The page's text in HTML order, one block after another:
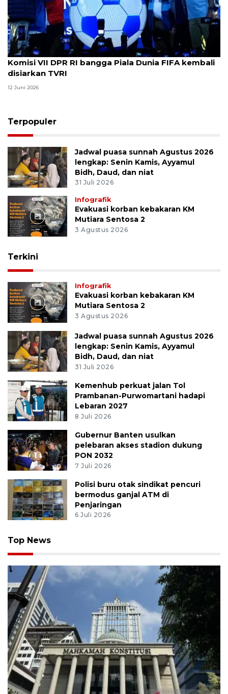
Komisi VII DPR RI bangga Piala Dunia FIFA kembali
disiarkan TVRI
12 Juni 2026
Terpopuler
Jadwal puasa sunnah Agustus 2026
lengkap: Senin Kamis, Ayyamul
Bidh, Daud, dan niat
31 Juli 2026
Infografik
Evakuasi korban kebakaran KM
Mutiara Sentosa 2
3 Agustus 2026
Terkini
Infografik
Evakuasi korban kebakaran KM
Mutiara Sentosa 2
3 Agustus 2026
Jadwal puasa sunnah Agustus 2026
lengkap: Senin Kamis, Ayyamul
Bidh, Daud, dan niat
31 Juli 2026
Kemenhub perkuat jalan Tol
Prambanan-Purwomartani hadapi
Lebaran 2027
8 Juli 2026
Gubernur Banten usulkan
pelebaran akses stadion dukung
PON 2032
7 Juli 2026
Polisi buru otak sindikat pencuri
bermodus ganjal ATM di
Penjaringan
6 Juli 2026
Top News